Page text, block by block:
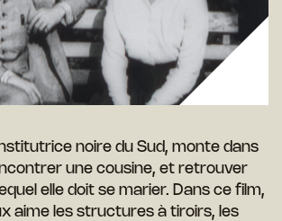
noire du Sud, monte dans
une cousine, et retrouver
elle doit se marier. Dans ce film,
aime les structures à tiroirs, les